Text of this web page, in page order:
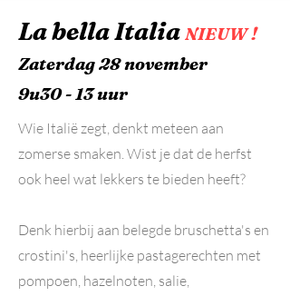
La bella Italia NIEUW !
Zaterdag 28 november
9u30 - 13 uur
Wie Italië zegt, denkt meteen aan
zomerse smaken. Wist je dat de herfst
ook heel wat lekkers te bieden heeft?
Denk hierbij aan belegde bruschetta's en
crostini's, heerlijke pastagerechten met
pompoen, hazelnoten, salie,